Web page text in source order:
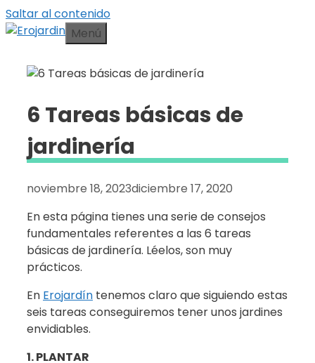
Saltar al contenido
Menú
6 Tareas básicas de
jardinería
noviembre 18, 2023diciembre 17, 2020
En esta página tienes una serie de consejos
fundamentales referentes a las 6 tareas
básicas de jardinería. Léelos, son muy
prácticos.
En Erojardín tenemos claro que siguiendo estas
seis tareas conseguiremos tener unos jardines
envidiables.
1. PLANTAR